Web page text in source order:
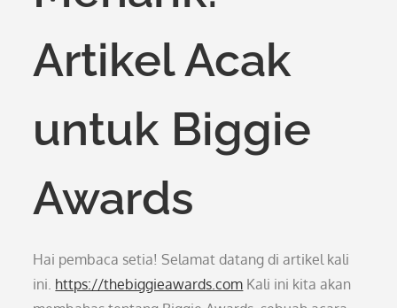
Artikel Acak
untuk Biggie
Awards
Hai pembaca setia! Selamat datang di artikel kali
ini. https://thebiggieawards.com Kali ini kita akan